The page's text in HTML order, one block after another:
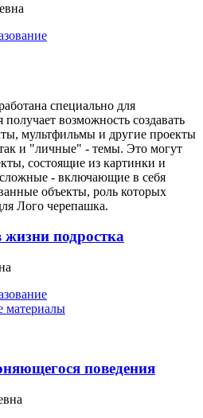
специально для
возможность создавать
мультфильмы и другие проекты
и "личные" - темы. Это могут
состоящие из картинки и
сложные - включающие в себя
объекты, роль которых
Лого черепашка.
подростка
материалы
поведения